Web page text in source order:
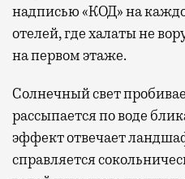
надписью «КОД» на
отелей, где халаты не
на первом этаже.
Солнечный свет
рассыпается по воде
эффект отвечает
справляется